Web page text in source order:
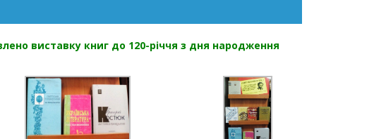
виставку книг до 120-річчя з дня народження